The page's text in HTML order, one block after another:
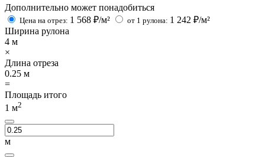
Дополнительно может понадобиться
Цена на отрез: 1 568 ₽/м² от 1 рулона: 1 242 ₽/м²
Ширина рулона
4 м
×
Длина отреза
0.25 м
=
Площадь итого
1 м2
м